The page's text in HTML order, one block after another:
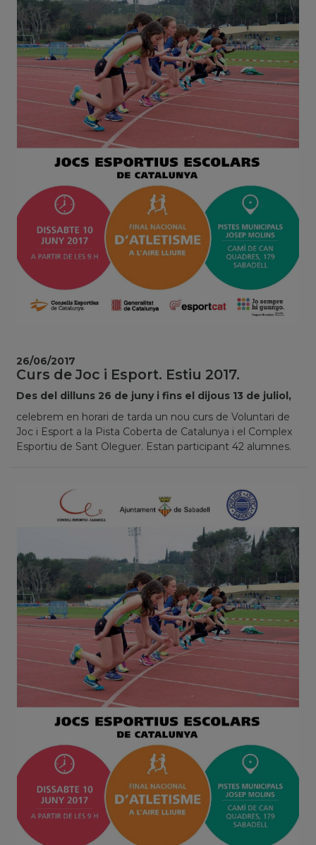
Curs de Joc i Esport. Estiu 2017.
Des del dilluns 26 de juny i fins el dijous 13 de juliol,
celebrem en horari de tarda un nou curs de Voluntari de
Joc i Esport a la Pista Coberta de Catalunya i el Complex
Esportiu de Sant Oleguer. Estan participant 42 alumnes.
26/06/2017